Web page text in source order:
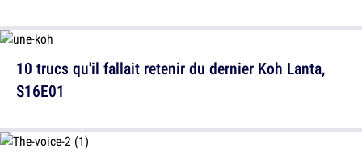
10 trucs qu'il fallait retenir du dernier Koh Lanta,
S16E01